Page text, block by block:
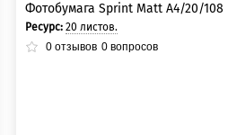
Фотобумага Sprint Matt A4/20/108
Ресурс: 20 листов.
0отзывов 0вопросов